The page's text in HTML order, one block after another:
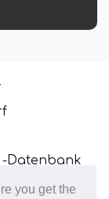
you get the
Datenbank